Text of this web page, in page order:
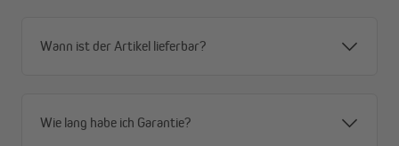
Wann ist der Artikel lieferbar?
Wie lang habe ich Garantie?